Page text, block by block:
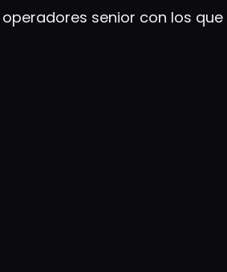
senior con los